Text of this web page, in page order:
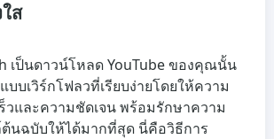
ส
เป็นดาวน์โหลด YouTube ของคุณนั้น
บบเวิร์กโฟลวที่เรียบง่ายโดยให้ความ
และความชัดเจน พร้อมรักษาความ
นฉบับให้ได้มากที่สุด นี่คือวิธีการ